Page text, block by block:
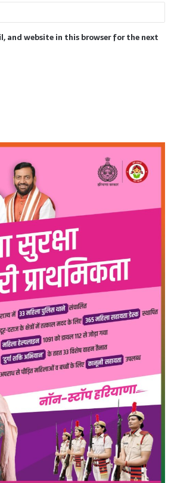
and website in this browser for the next